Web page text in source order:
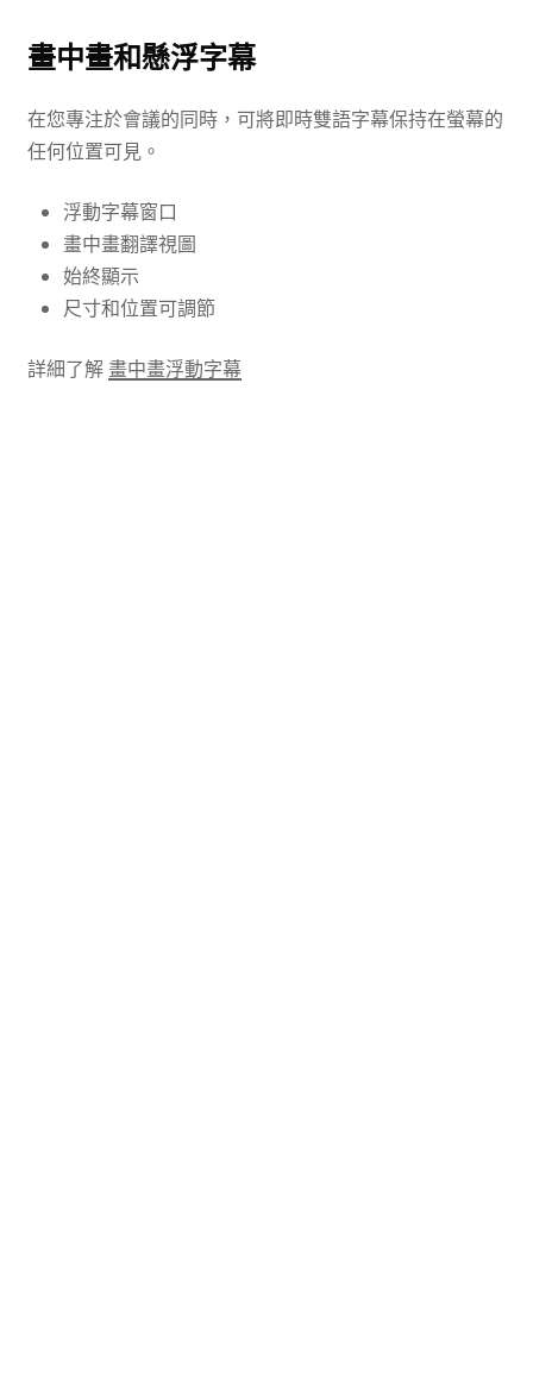
畫中畫和懸浮字幕
在您專注於會議的同時，可將即時雙語字幕保持在螢幕的
任何位置可見。
浮動字幕窗口
畫中畫翻譯視圖
始終顯示
尺寸和位置可調節
詳細了解 畫中畫浮動字幕